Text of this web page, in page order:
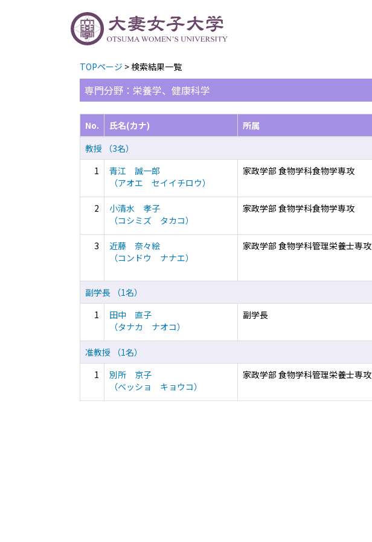
TOPページ > 検索結果一覧
専門分野：栄養学、健康科学
No. 氏名(カナ) 所属
教授 （3名）
1
青江 誠一郎
（アオエ セイイチロウ）
家政学部 食物学科食物学専攻
2
小清水 孝子
（コシミズ タカコ）
家政学部 食物学科食物学専攻
3
近藤 奈々絵
（コンドウ ナナエ）
家政学部 食物学科管理栄養士専攻
副学長 （1名）
1
田中 直子
（タナカ ナオコ）
副学長
准教授 （1名）
1
別所 京子
（ベッショ キョウコ）
家政学部 食物学科管理栄養士専攻